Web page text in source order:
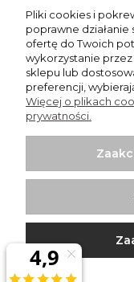
O nas
GALERIA KRATEK
Włodzimierz
łazienkowe,
Punkt sprzedaży:
NIP:
Pliki cookies i
poprawne
ofertę do Twoich
wykorzystanie
sklepu lub
preferencji,
Więcej o plikach
prywatności.